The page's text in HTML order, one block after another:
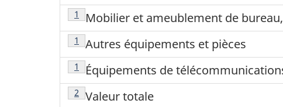
Note de bas de page
1 Mobilier et ameublement de
Note de bas de page
1 Autres équipements et pièces
Note de bas de page
1 Équipements de
Note de bas de page
2 Valeur totale